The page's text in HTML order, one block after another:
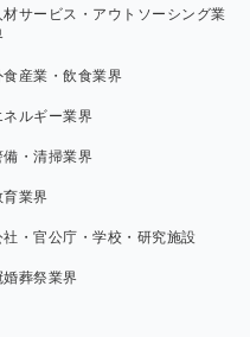
材サービス・アウトソーシング業
食産業・飲食業界
ネルギー業界
備・清掃業界
育業界
社・官公庁・学校・研究施設
婚葬祭業界